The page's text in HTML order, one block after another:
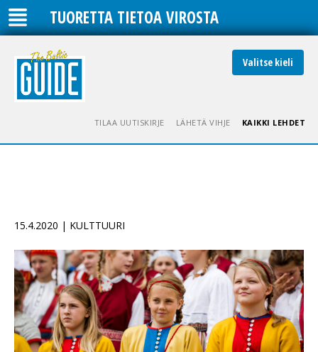
TUORETTA TIETOA VIROSTA
Valitse kieli
TILAA UUTISKIRJE LÄHETÄ VIHJE KAIKKI LEHDET
15.4.2020 | KULTTUURI